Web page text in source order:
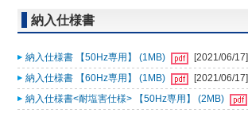
納入仕様書
納入仕様書 【50Hz専用】 (1MB)
[2021/06/17]
納入仕様書 【60Hz専用】 (1MB)
[2021/06/17]
納入仕様書<耐塩害仕様> 【50Hz専用】 (2MB)